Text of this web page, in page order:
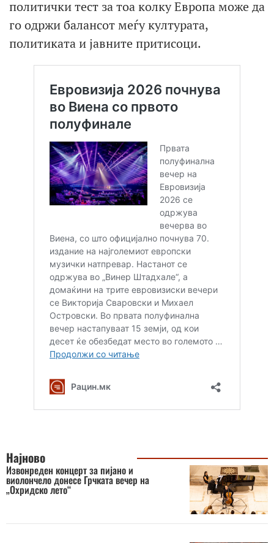
политички тест за тоа колку Европа може да
го одржи балансот меѓу културата,
политиката и јавните притисоци.
Најново
Извонреден концерт за пијано и
виолончело донесе Грчката вечер на
„Охридско лето“